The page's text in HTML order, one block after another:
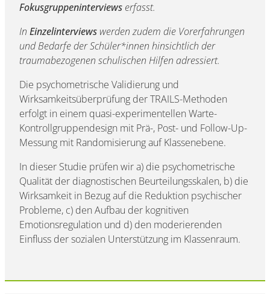
Fokusgruppeninterviews erfasst.
In Einzelinterviews werden zudem die Vorerfahrungen
und Bedarfe der Schüler*innen hinsichtlich der
traumabezogenen schulischen Hilfen adressiert.
Die psychometrische Validierung und
Wirksamkeitsüberprüfung der TRAILS-Methoden
erfolgt in einem quasi-experimentellen Warte-
Kontrollgruppendesign mit Prä-, Post- und Follow-Up-
Messung mit Randomisierung auf Klassenebene.
In dieser Studie prüfen wir a) die psychometrische
Qualität der diagnostischen Beurteilungsskalen, b) die
Wirksamkeit in Bezug auf die Reduktion psychischer
Probleme, c) den Aufbau der kognitiven
Emotionsregulation und d) den moderierenden
Einfluss der sozialen Unterstützung im Klassenraum.